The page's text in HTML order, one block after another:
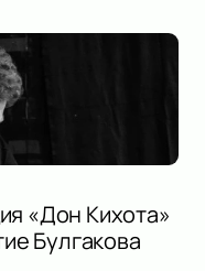
«Дон Кихота»
Булгакова